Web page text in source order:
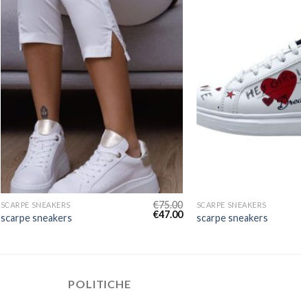
SCARPE SNEAKERS
scarpe sneakers
€75.00
€47.00
SCARPE SNEAKERS
scarpe sneakers
POLITICHE